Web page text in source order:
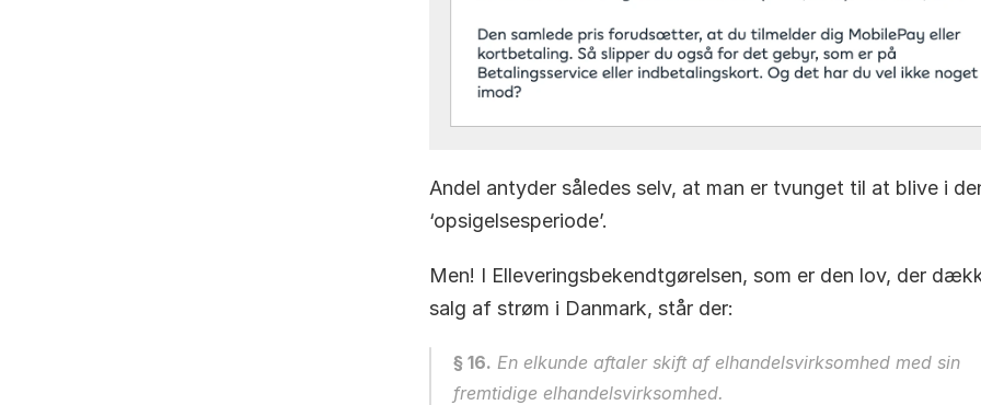
Andel antyder således selv, at man er tvunget til at blive i
‘opsigelsesperiode’.
Men! I Elleveringsbekendtgørelsen, som er den lov, der
salg af strøm i Danmark, står der:
§ 16. En elkunde aftaler skift af elhandelsvirksomhed med sin
fremtidige elhandelsvirksomhed.